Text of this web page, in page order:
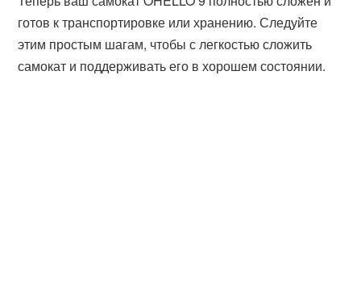
готов к транспортировке или хранению. Следуйте
этим простым шагам, чтобы с легкостью сложить
самокат и поддерживать его в хорошем состоянии.